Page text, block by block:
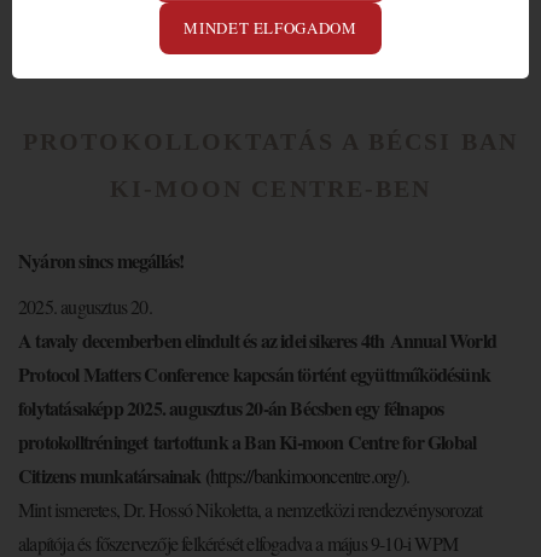
Nyáron sincs megállás!
2025. augusztus 20.
A tavaly decemberben elindult és az idei sikeres 4th Annual World
Protocol Matters Conference kapcsán történt együttműködésünk
folytatásaképp 2025. augusztus 20-án Bécsben egy félnapos
protokolltréninget tartottunk a Ban Ki-moon Centre for Global
Citizens munkatársainak (https://bankimooncentre.org/).
Mint ismeretes, Dr. Hossó Nikoletta, a nemzetközi rendezvénysorozat
alapítója és főszervezője felkérését elfogadva a május 9-10-i WPM
MINDET ELFOGADOM